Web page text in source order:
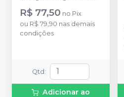
Pontas Blue Micro.
R$ 77,50 no Pix
ou R$ 79,90 nas demais
condições
Qtd :
Adicionar ao